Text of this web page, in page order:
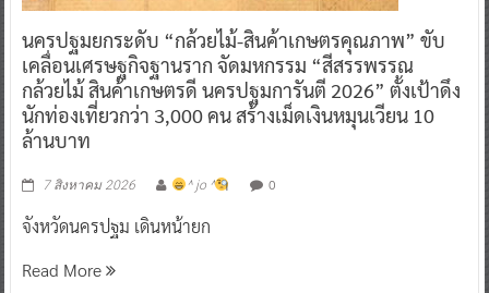
นครปฐมยกระดับ “กล้วยไม้-สินค้าเกษตรคุณภาพ” ขับ
เคลื่อนเศรษฐกิจฐานราก จัดมหกรรม “สีสรรพรรณ
กล้วยไม้ สินค้าเกษตรดี นครปฐมการันตี 2026” ตั้งเป้าดึง
นักท่องเที่ยวกว่า 3,000 คน สร้างเม็ดเงินหมุนเวียน 10
ล้านบาท
7 สิงหาคม 2026 ^ jo ^ 0
จังหวัดนครปฐม เดินหน้ายก
Read More